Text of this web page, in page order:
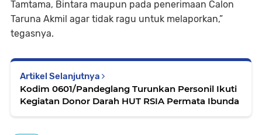
Tamtama, Bintara maupun pada penerimaan Calon
Taruna Akmil agar tidak ragu untuk melaporkan,”
tegasnya.
Artikel Selanjutnya
Kodim 0601/Pandeglang Turunkan Personil Ikuti
Kegiatan Donor Darah HUT RSIA Permata Ibunda